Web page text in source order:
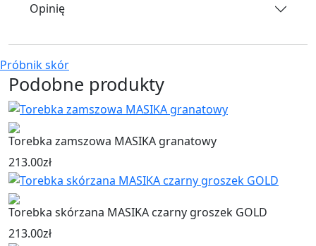
Opinię
Próbnik skór
Podobne produkty
Torebka zamszowa MASIKA granatowy
213.00zł
Torebka skórzana MASIKA czarny groszek GOLD
213.00zł